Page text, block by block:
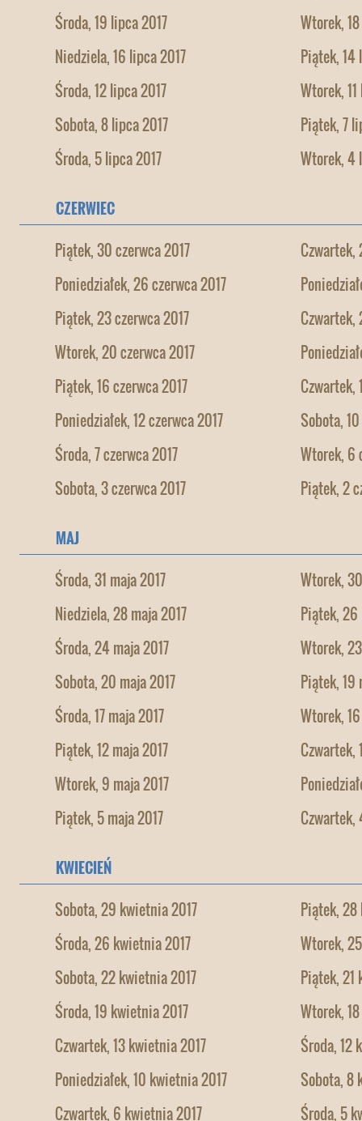
Środa, 19 lipca 2017
Wtorek,
Niedziela, 16 lipca 2017
Piątek, 14
Środa, 12 lipca 2017
Wtorek,
Sobota, 8 lipca 2017
Piątek, 7
Środa, 5 lipca 2017
Wtorek, 4
CZERWIEC
Piątek, 30 czerwca 2017
Czwartek,
Poniedziałek, 26 czerwca 2017
Piątek, 23 czerwca 2017
Czwartek,
Wtorek, 20 czerwca 2017
Piątek, 16 czerwca 2017
Czwartek,
Poniedziałek, 12 czerwca 2017
Sobota,
Środa, 7 czerwca 2017
Wtorek, 6
Sobota, 3 czerwca 2017
Piątek, 2
MAJ
Środa, 31 maja 2017
Wtorek,
Niedziela, 28 maja 2017
Piątek, 26
Środa, 24 maja 2017
Wtorek,
Sobota, 20 maja 2017
Piątek, 19
Środa, 17 maja 2017
Wtorek,
Piątek, 12 maja 2017
Czwartek,
Wtorek, 9 maja 2017
Piątek, 5 maja 2017
Czwartek,
KWIECIEŃ
Sobota, 29 kwietnia 2017
Piątek,
Środa, 26 kwietnia 2017
Wtorek,
Sobota, 22 kwietnia 2017
Piątek, 21
Środa, 19 kwietnia 2017
Wtorek,
Czwartek, 13 kwietnia 2017
Środa, 12
Poniedziałek, 10 kwietnia 2017
Sobota, 8
Czwartek, 6 kwietnia 2017
Środa, 5